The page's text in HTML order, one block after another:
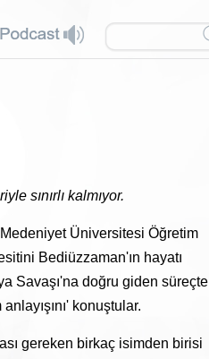
sınırlı kalmıyor.
Üniversitesi Öğretim
Bediüzzaman'ın hayatı
Savaşı'na doğru giden süreçte
konuştular.
gereken birkaç isimden birisi